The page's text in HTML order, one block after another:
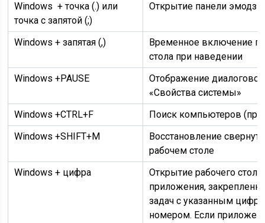
Windows + точка (.) или
точка с запятой (;)
Открытие панели эмодзи
Windows + запятая (,)
Временное включение
стола при наведении
Windows +PAUSE
Отображение
«Свойства системы»
Windows +CTRL+F
Поиск компьютеров (при
Windows +SHIFT+M
Восстановление
рабочем столе
Windows + цифра
Открытие рабочего стола
приложения,
задач с указанным
номером. Если